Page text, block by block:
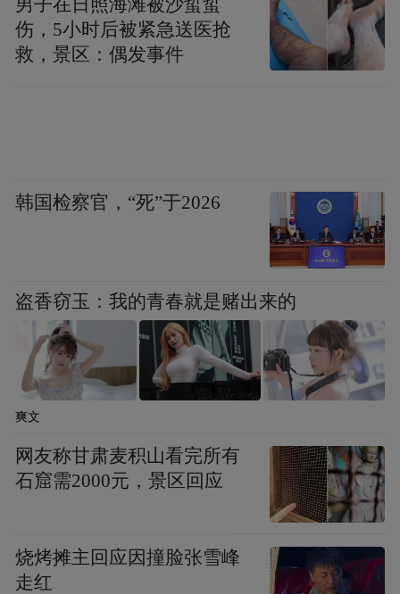
男子在日照海滩被沙蜇蜇
伤，5小时后被紧急送医抢
救，景区：偶发事件
韩国检察官，“死”于2026
盗香窃玉：我的青春就是赌出来的
爽文
网友称甘肃麦积山看完所有
石窟需2000元，景区回应
烧烤摊主回应因撞脸张雪峰
走红